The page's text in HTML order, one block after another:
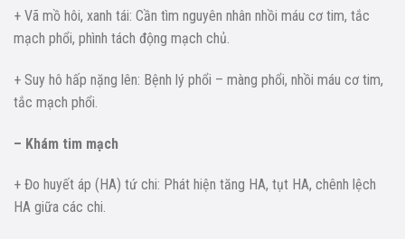
+ Vã mồ hôi, xanh tái: Cần tìm nguyên nhân nhồi máu cơ tim, tắc
mạch phổi, phình tách động mạch chủ.
+ Suy hô hấp nặng lên: Bệnh lý phổi – màng phổi, nhồi máu cơ tim,
tắc mạch phổi.
– Khám tim mạch
+ Đo huyết áp (HA) tứ chi: Phát hiện tăng HA, tụt HA, chênh lệch
HA giữa các chi.